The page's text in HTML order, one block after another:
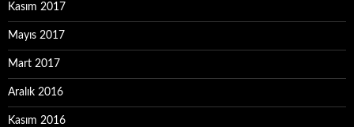
Kasım 2017
Mayıs 2017
Mart 2017
Aralık 2016
Kasım 2016